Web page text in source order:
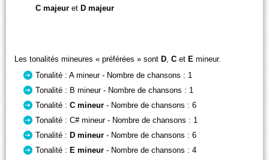
C majeur et D majeur
Les tonalités mineures « préférées » sont D,C et E mineur.
Tonalité : A mineur - Nombre de chansons : 1
Tonalité : B mineur - Nombre de chansons : 1
Tonalité :C mineur - Nombre de chansons : 6
Tonalité : C# mineur - Nombre de chansons : 1
Tonalité : D mineur - Nombre de chansons : 6
Tonalité : E mineur - Nombre de chansons : 4